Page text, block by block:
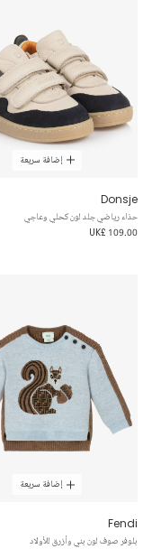
إضافة سريعة
Donsje
حذاء رياضي جلد لون كحلي وعاجي
UK£ 109.00
إضافة سريعة
Fendi
بلوفر صوف لون بني وأزرق للأولاد